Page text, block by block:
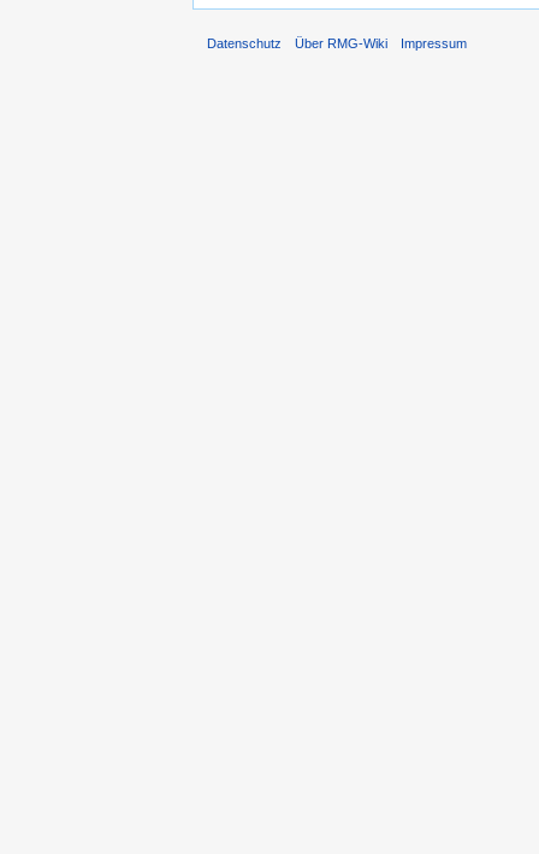
Datenschutz Über RMG-Wiki Impressum